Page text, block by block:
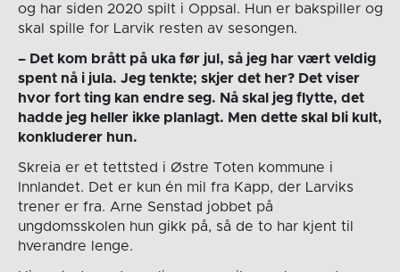
og har siden 2020 spilt i Oppsal. Hun er bakspiller og
skal spille for Larvik resten av sesongen.
– Det kom brått på uka før jul, så jeg har vært veldig
spent nå i jula. Jeg tenkte; skjer det her? Det viser
hvor fort ting kan endre seg. Nå skal jeg flytte, det
hadde jeg heller ikke planlagt. Men dette skal bli kult,
konkluderer hun.
Skreia er et tettsted i Østre Toten kommune i
Innlandet. Det er kun én mil fra Kapp, der Larviks
trener er fra. Arne Senstad jobbet på
ungdomsskolen hun gikk på, så de to har kjent til
hverandre lenge.